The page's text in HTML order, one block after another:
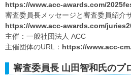
https://www.acc-awards.com/
審査委員長メッセージと審査委員紹介
https://www.acc-awards.com/
主催：一般社団法人 ACC
主催団体のURL： https://www.acc-
審査委員長 山田智和氏のプ